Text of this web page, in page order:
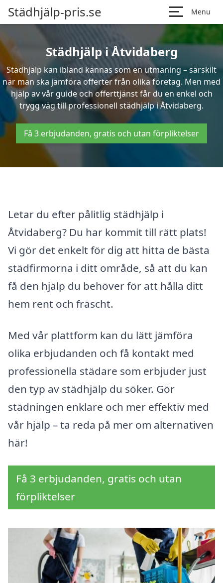
Städhjälp-pris.se Menu
Städhjälp i Åtvidaberg
Städhjälp kan ibland kännas som en utmaning – särskilt
när man ska jämföra offerter från olika företag. Men med
hjälp av vår guide och offerttjänst får du en enkel och
trygg väg till professionell städhjälp i Åtvidaberg.
Få 3 erbjudanden, gratis och utan förpliktelser
Letar du efter pålitlig städhjälp i
Åtvidaberg? Du har kommit till rätt plats!
Vi gör det enkelt för dig att hitta de bästa
städfirmorna i ditt område, så att du kan
få den hjälp du behöver för att hålla ditt
hem rent och fräscht.
Med vår plattform kan du lätt jämföra
olika erbjudanden och få kontakt med
professionella städare som erbjuder just
den typ av städhjälp du söker. Gör
städningen enklare och mer effektiv med
vår hjälp – ta reda på mer om alternativen
här!
Få 3 erbjudanden, gratis och utan
förpliktelser